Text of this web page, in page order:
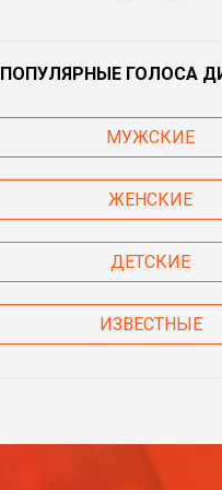
ПОПУЛЯРНЫЕ ГОЛОСА
МУЖСКИЕ
ЖЕНСКИЕ
ДЕТСКИЕ
ИЗВЕСТНЫЕ